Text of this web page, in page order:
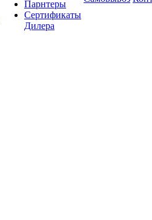
Парнтеры
Сертификаты
Дилера